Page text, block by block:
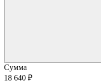
Сумма
18 640 ₽